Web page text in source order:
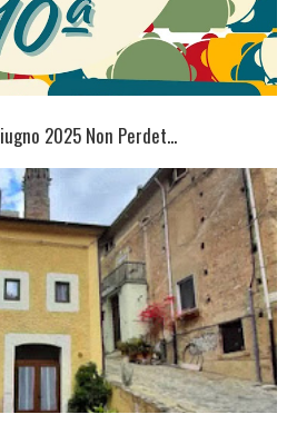
2025 Non Perdet...